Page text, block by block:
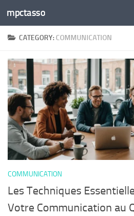
Skip to content
mpctasso
CATEGORY: COMMUNICATION
COMMUNICATION
Les Techniques
Votre Communication au